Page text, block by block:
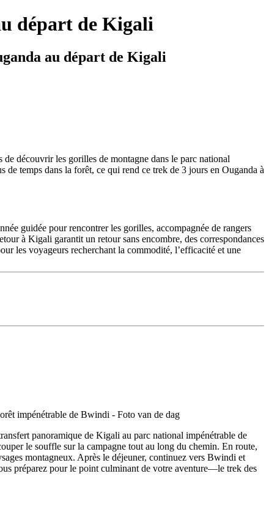
départ de Kigali
au départ de Kigali
découvrir les gorilles de montagne dans le parc national
temps dans la forêt, ce qui rend ce trek de 3 jours en Ouganda à
guidée pour rencontrer les gorilles, accompagnée de rangers
à Kigali garantit un retour sans encombre, des correspondances
les voyageurs recherchant la commodité, l’efficacité et une
panoramique de Kigali au parc national impénétrable de
le souffle sur la campagne tout au long du chemin. En route,
montagneux. Après le déjeuner, continuez vers Bwindi et
préparez pour le point culminant de votre aventure—le trek des